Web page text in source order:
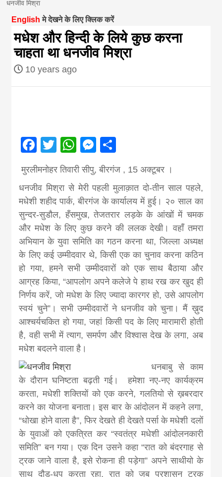
magazine of
Nepal brings
news in hindi
news,
khabar
धनजीव मिश्रा
English मे देखने के लिए क्लिक करें
मधेश और हिन्दी के लिये कुछ करना
चाहता था धनजीव मिश्रा
10 years ago
Facebook
Twitter
WhatsApp
Messenger
मुरलीमनोहर तिवारी सीपु, बीरगंज , 15 अक्टूबर ।
धनजीव मिश्रा से मेरी पहली मुलाक़ात दो-तीन साल पहले,
मधेशी शहीद पार्क, बीरगंज के कार्यालय में हुई। २० साल का
सुन्दर-सुडौल, हँसमुख, तेजतरार लड़के के आंखों में चमक
और मधेश के लिए कुछ करने की ललक देखी। वहाँ तमरा
अभियान के युवा समिति का गठन करना था, जिल्ला अध्यक्ष
के लिए कई उम्मीदवार थे, किसी एक का चुनाव करना कठिन
हो गया, हमने सभी उम्मीदवारों को एक साथ बैठाया और
आग्रह किया, “आपलोग अपने कलेजे पे हाथ रख कर खुद ही
निर्णय करें, जो मधेश के लिए ज्यादा कारगर हो, उसे आपलोग
स्वयं चुने”। सभी उम्मीदवारों ने धनजीव को चुना। मैं ख़ुद
आश्चर्यचकित हो गया, जहां किसी पद के लिए मारामारी होती
है, वही सभी में त्याग, समर्पण और विश्वास देख के लगा, अब
मधेश बदलने वाला है।
धनबाबु से काम
के दौरान घनिष्टता बढ़ती गई। हमेशा नए-नए कार्यक्रम
करता, मधेशी शक्तियों को एक करने, गलतियो से ख़बरदार
करने का योजना बनाता। इस बार के आंदोलन में कहने लगा,
“धोखा होने वाला है”, फिर देखते ही देखते पर्सा के मधेशी दलों
के युवाओं को एकत्रित कर “स्वतंत्र मधेशी आंदोलनकारी
समिति” बन गया। एक दिन उसने कहा “रात को बंदरगाह से
ट्रक जाने वाला है, इसे रोकना ही पड़ेगा” अपने साथीयो के
साथ दौड़-धुप करता रहा, रात को जब प्रशासन ट्रक